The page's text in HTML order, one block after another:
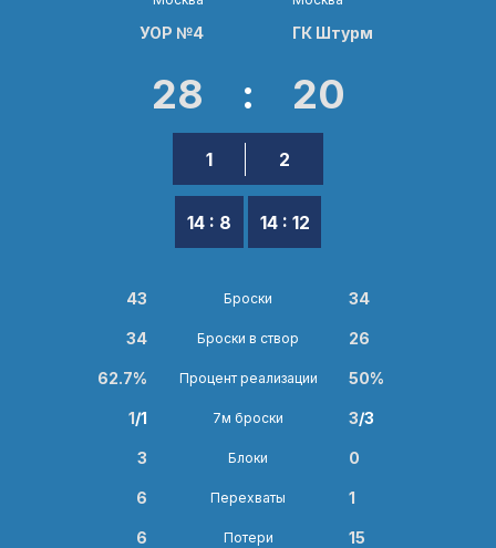
УОР №4
28 : 20
1
14 : 8
2
14 : 12
ГК Штурм
43 Броски 34
34 Броски в створ 26
62.7% Процент реализации 50%
1/1 7м броски 3/3
3 Блоки 0
6 Перехваты 1
6 Потери 15